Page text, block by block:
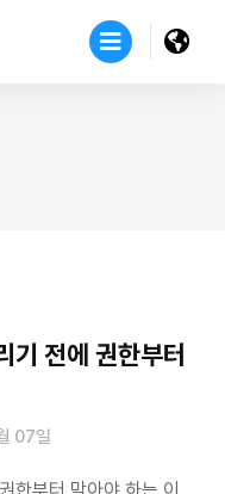
기 전에 권한부터
07일